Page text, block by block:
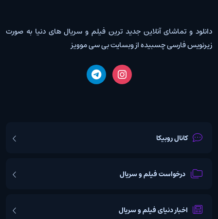
دانلود و تماشای آنلاین جدید ترین فیلم و سریال های دنیا به صورت
زیرنویس فارسی چسبیده از وبسایت بی سی موویز
کانال روبیکا
درخواست فیلم و سریال
اخبار دنیای فیلم و سریال